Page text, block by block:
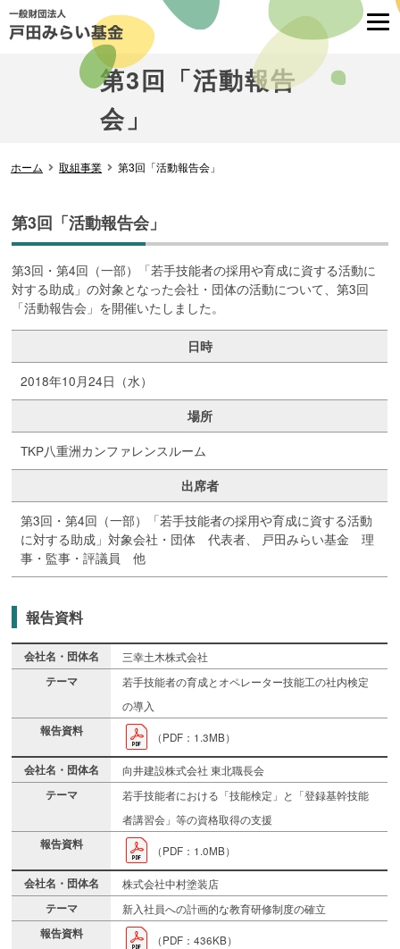
第3回「活動報告
会」
ホーム 取組事業 第3回「活動報告会」
第3回「活動報告会」
第3回・第4回（一部）「若手技能者の採用や育成に資する活動に
対する助成」の対象となった会社・団体の活動について、第3回
「活動報告会」を開催いたしました。
日時
2018年10月24日（水）
場所
TKP八重洲カンファレンスルーム
出席者
第3回・第4回（一部）「若手技能者の採用や育成に資する活動
に対する助成」対象会社・団体 代表者、 戸田みらい基金 理
事・監事・評議員 他
報告資料
三幸土木株式会社
若手技能者の育成とオペレーター技能工の社内検定
の導入
（PDF：1.3MB）
向井建設株式会社 東北職長会
若手技能者における「技能検定」と「登録基幹技能
者講習会」等の資格取得の支援
（PDF：1.0MB）
株式会社中村塗装店
新入社員への計画的な教育研修制度の確立
（PDF：436KB）